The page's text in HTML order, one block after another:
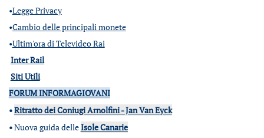
•Legge Privacy
•Cambio delle principali monete
•Ultim'ora di Televideo Rai
Inter Rail
Siti Utili
FORUM INFORMAGIOVANI
•Ritratto dei Coniugi Arnolfini - Jan Van Eyck
•Nuova guida delleIsole Canarie